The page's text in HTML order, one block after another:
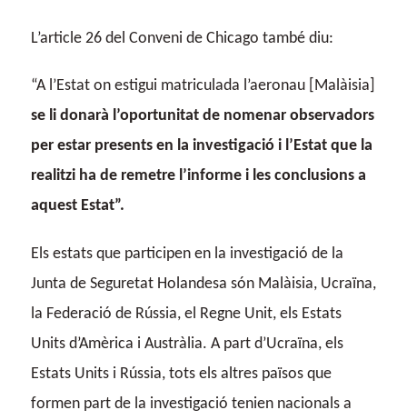
L’article 26 del Conveni de Chicago també diu:
“A l’Estat on estigui matriculada l’aeronau [Malàisia]
se li donarà l’oportunitat de nomenar observadors
per estar presents en la investigació i l’Estat que la
realitzi ha de remetre l’informe i les conclusions a
aquest Estat”.
Els estats que participen en la investigació de la
Junta de Seguretat Holandesa són Malàisia, Ucraïna,
la Federació de Rússia, el Regne Unit, els Estats
Units d’Amèrica i Austràlia. A part d’Ucraïna, els
Estats Units i Rússia, tots els altres països que
formen part de la investigació tenien nacionals a